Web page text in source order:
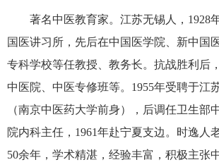
著名中医教育家。江苏无锡人， 1928
国医讲习所，先后在中国医学院、新中国
专科学校等任教授、教务长。抗战胜利后
中医院、中医专修班等。 1955年受聘于江
（南京中医药大学前身），后调任卫生部
院内科主任， 1961年赴宁夏支边。时逸人
50余年，学术精湛，经验丰富，积极主张